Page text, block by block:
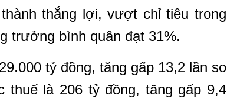
thắng lợi, vượt chỉ tiêu trong
trưởng bình quân đạt 31%.
tỷ đồng, tăng gấp 13,2 lần so
là 206 tỷ đồng, tăng gấp 9,4